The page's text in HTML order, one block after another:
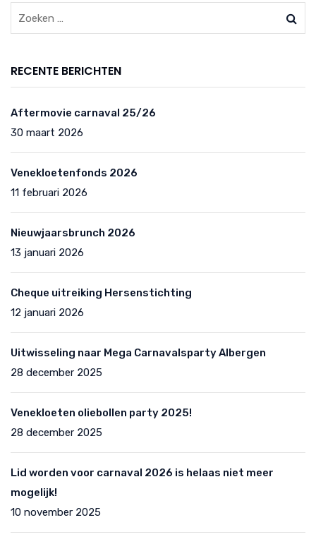
RECENTE BERICHTEN
Aftermovie carnaval 25/26
30 maart 2026
Venekloetenfonds 2026
11 februari 2026
Nieuwjaarsbrunch 2026
13 januari 2026
Cheque uitreiking Hersenstichting
12 januari 2026
Uitwisseling naar Mega Carnavalsparty Albergen
28 december 2025
Venekloeten oliebollen party 2025!
28 december 2025
Lid worden voor carnaval 2026 is helaas niet meer
mogelijk!
10 november 2025